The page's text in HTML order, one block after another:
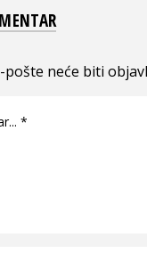
pošte neće biti